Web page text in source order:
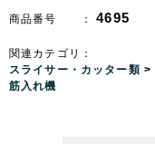
商品番号 ：4695
関連カテゴリ：
スライサー・カッター類 >
筋入れ機